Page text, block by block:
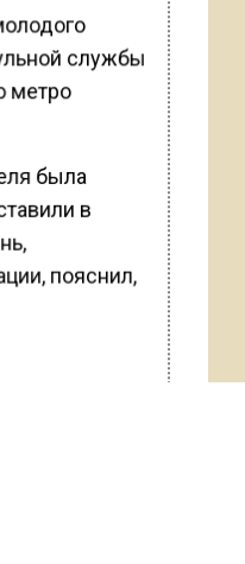
службы
метро
была
в
пояснил,